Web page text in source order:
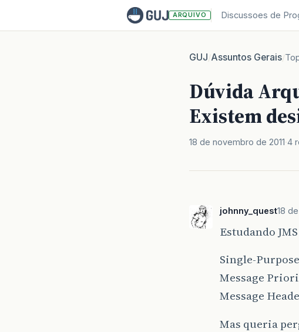
ARQUIVO Discussoes de
GUJ/Assuntos Gerais/
Dúvida
Existem
18 de novembro de 2011 4
johnny_quest18
Estudando
Single-
Message
Message
Mas queria